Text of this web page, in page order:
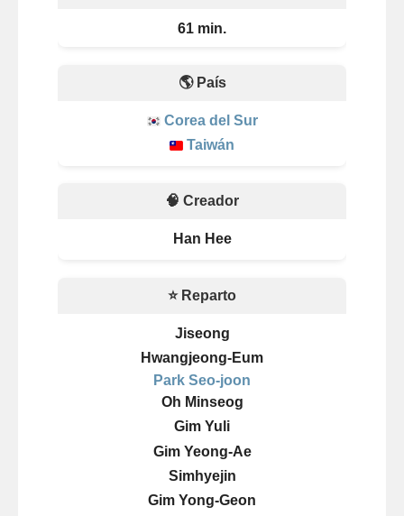
61 min.
🌎 País
Corea del Sur
Taiwán
🧠 Creador
Han Hee
⭐ Reparto
Jiseong
Hwangjeong-Eum
Park Seo-joon
Oh Minseog
Gim Yuli
Gim Yeong-Ae
Simhyejin
Gim Yong-Geon